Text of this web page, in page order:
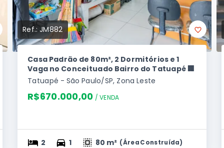
Ref.:JM882
Casa Padrão de 80m², 2 Dormitórios e 1
Vaga no Conceituado Bairro do Tatuapé 🏢
Tatuapé - São Paulo/SP, Zona Leste
R$670.000,00 / VENDA
2 1 80 m² (Área Construída)